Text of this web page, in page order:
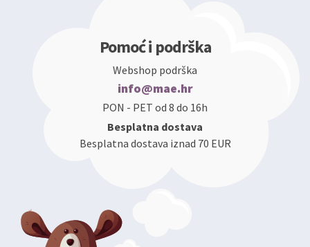
Pomoć i podrška
Webshop podrška
info@mae.hr
PON - PET od 8 do 16h
Besplatna dostava
Besplatna dostava iznad 70 EUR